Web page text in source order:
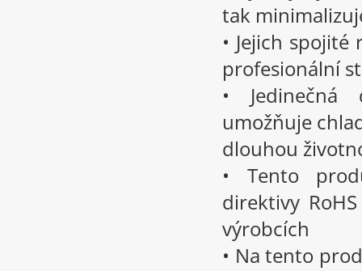
tak
• Jejich
profesionální
• Jedinečná
umožňuje
dlouhou
• Tento
direktivy
výrobcích
• Na tento